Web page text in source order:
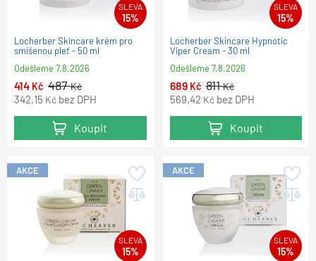
SLEVA
15%
Locherber Skincare krém pro
smíšenou pleť - 50 ml
Odešleme7.8.2026
414 Kč 487Kč
342,15 Kč bez DPH
Koupit
SLEVA
15%
Locherber Skincare Hypnotic
Viper Cream - 30 ml
Odešleme7.8.2026
689 Kč 811Kč
569,42 Kč bez DPH
Koupit
AKCE
SLEVA
15%
AKCE
SLEVA
15%